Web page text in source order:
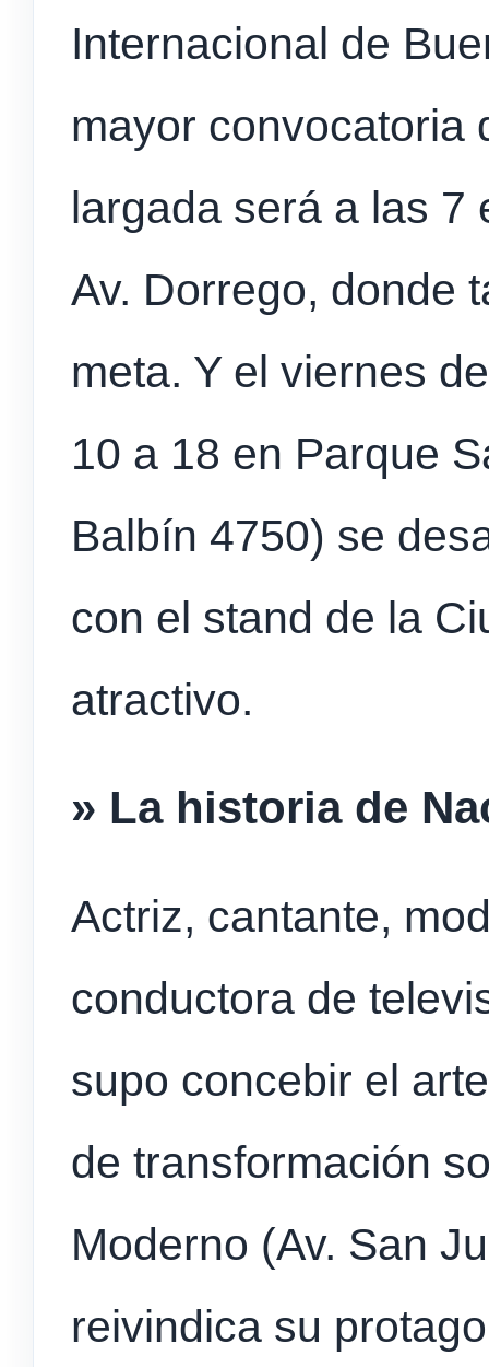
Internacional de
mayor convocatoria
largada será a las 7
Av. Dorrego, donde
meta. Y el viernes
10 a 18 en Parque
Balbín 4750) se
con el stand de la
atractivo.
» La historia de
Actriz, cantante,
conductora de
supo concebir el
de transformación
Moderno (Av. San
reivindica su